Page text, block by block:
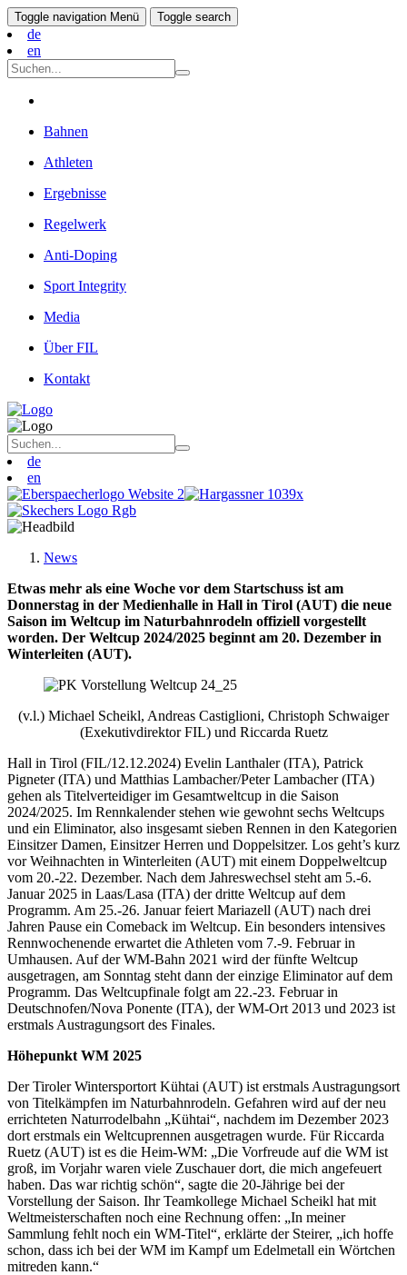
Toggle navigation Menü Toggle search
de
en
Bahnen
Athleten
Ergebnisse
Regelwerk
Anti-Doping
Sport Integrity
Media
Über FIL
Kontakt
de
en
News
Etwas mehr als eine Woche vor dem Startschuss ist am
Donnerstag in der Medienhalle in Hall in Tirol (AUT) die neue
Saison im Weltcup im Naturbahnrodeln offiziell vorgestellt
worden. Der Weltcup 2024/2025 beginnt am 20. Dezember in
Winterleiten (AUT).
(v.l.) Michael Scheikl, Andreas Castiglioni, Christoph Schwaiger
(Exekutivdirektor FIL) und Riccarda Ruetz
Hall in Tirol (FIL/12.12.2024) Evelin Lanthaler (ITA), Patrick
Pigneter (ITA) und Matthias Lambacher/Peter Lambacher (ITA)
gehen als Titelverteidiger im Gesamtweltcup in die Saison
2024/2025. Im Rennkalender stehen wie gewohnt sechs Weltcups
und ein Eliminator, also insgesamt sieben Rennen in den Kategorien
Einsitzer Damen, Einsitzer Herren und Doppelsitzer. Los geht’s kurz
vor Weihnachten in Winterleiten (AUT) mit einem Doppelweltcup
vom 20.-22. Dezember. Nach dem Jahreswechsel steht am 5.-6.
Januar 2025 in Laas/Lasa (ITA) der dritte Weltcup auf dem
Programm. Am 25.-26. Januar feiert Mariazell (AUT) nach drei
Jahren Pause ein Comeback im Weltcup. Ein besonders intensives
Rennwochenende erwartet die Athleten vom 7.-9. Februar in
Umhausen. Auf der WM-Bahn 2021 wird der fünfte Weltcup
ausgetragen, am Sonntag steht dann der einzige Eliminator auf dem
Programm. Das Weltcupfinale folgt am 22.-23. Februar in
Deutschnofen/Nova Ponente (ITA), der WM-Ort 2013 und 2023 ist
erstmals Austragungsort des Finales.
Höhepunkt WM 2025
Der Tiroler Wintersportort Kühtai (AUT) ist erstmals Austragungsort
von Titelkämpfen im Naturbahnrodeln. Gefahren wird auf der neu
errichteten Naturrodelbahn „Kühtai“, nachdem im Dezember 2023
dort erstmals ein Weltcuprennen ausgetragen wurde. Für Riccarda
Ruetz (AUT) ist es die Heim-WM: „Die Vorfreude auf die WM ist
groß, im Vorjahr waren viele Zuschauer dort, die mich angefeuert
haben. Das war richtig schön“, sagte die 20-Jährige bei der
Vorstellung der Saison. Ihr Teamkollege Michael Scheikl hat mit
Weltmeisterschaften noch eine Rechnung offen: „In meiner
Sammlung fehlt noch ein WM-Titel“, erklärte der Steirer, „ich hoffe
schon, dass ich bei der WM im Kampf um Edelmetall ein Wörtchen
mitreden kann.“